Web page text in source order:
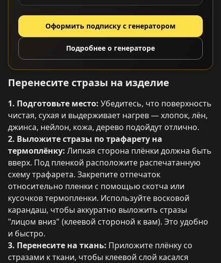
Оформить подписку с генератором
Подробнее о генераторе
Перенесите стразы на изделие
1. Подготовьте место: Убедитесь, что поверхность
чистая, сухая и выдерживает нагрев — хлопок, лён,
джинса, нейлон, кожа, дерево подойдут отлично.
2. Выложите стразы по трафарету на
термоплёнку: Липкая сторона плёнки должна быть
вверх. Под пленкой расположите распечатанную
схему трафарета. Закрепите отпечаток
относительно пленки с помощью скотча или
кусочков термопленки. Используйте восковой
карандаш, чтобы аккуратно выложить стразы
"лицом вниз" (клеевой стороной к вам). Это удобно
и быстро.
3. Перенесите на ткань: Приложите плёнку со
стразами к ткани, чтобы клеевой слой касался